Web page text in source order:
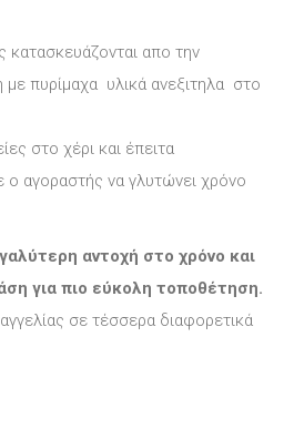
κατασκευάζονται απο την
με πυρίμαχα υλικά ανεξιτηλα στο
στο χέρι και έπειτα
αγοραστής να γλυτώνει χρόνο
αντοχή στο χρόνο και
για πιο εύκολη τοποθέτηση.
σε τέσσερα διαφορετικά